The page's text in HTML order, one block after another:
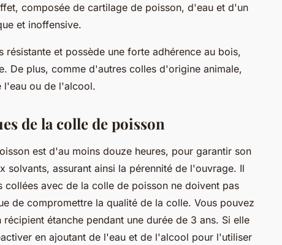
composée de cartilage de poisson, d'eau et d'un
et inoffensive.
résistante et possède une forte adhérence au bois,
De plus, comme d'autres colles d'origine animale,
l'eau ou de l'alcool.
de la colle de poisson
est d'au moins douze heures, pour garantir son
solvants, assurant ainsi la pérennité de l'ouvrage. Il
avec de la colle de poisson ne doivent pas
de compromettre la qualité de la colle. Vous pouvez
étanche pendant une durée de 3 ans. Si elle
en ajoutant de l'eau et de l'alcool pour l'utiliser